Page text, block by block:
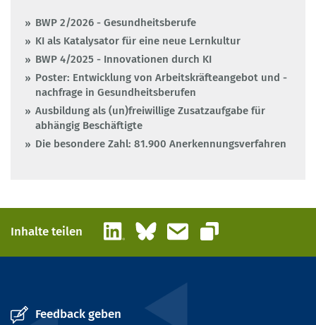
BWP 2/2026 - Gesundheitsberufe
KI als Katalysator für eine neue Lernkultur
BWP 4/2025 - Innovationen durch KI
Poster: Entwicklung von Arbeitskräfteangebot und -
nachfrage in Gesundheitsberufen
Ausbildung als (un)freiwillige Zusatzaufgabe für
abhängig Beschäftigte
Die besondere Zahl: 81.900 Anerkennungsverfahren
Inhalte teilen LinkedInBlueskyE-Mail
Link kopieren
Feedback geben